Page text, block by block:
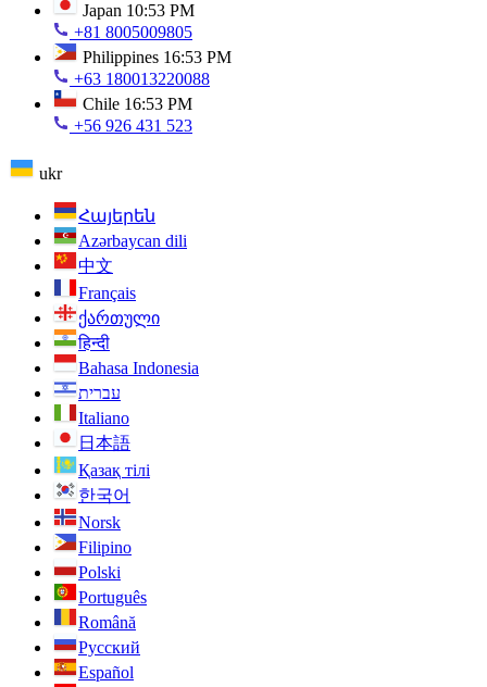
Japan 10:53 PM
+81 8005009805
Philippines 16:53 PM
+63 180013220088
Chile 16:53 PM
+56 926 431 523
ukr
Հայերեն
Azərbaycan dili
中文
Français
ქართული
हिन्दी
Bahasa Indonesia
עברית
Italiano
日本語
Қазақ тілі
한국어
Norsk
Filipino
Polski
Português
Română
Русский
Español